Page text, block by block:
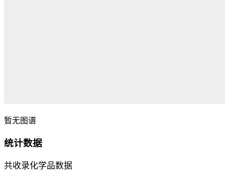
暂无图谱
统计数据
共收录化学品数据